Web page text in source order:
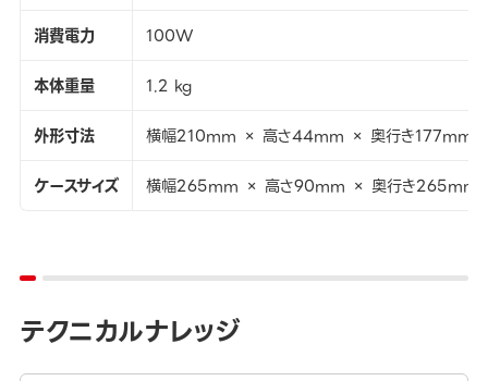
消費電力
100W
本体重量
1.2 kg
外形寸法
横幅210mm × 高さ44mm × 奥行き177mm
ケースサイズ
横幅265mm × 高さ90mm × 奥行き265mm
テクニカルナレッジ